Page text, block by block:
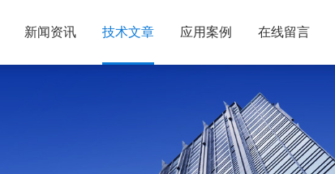
新闻资讯 技术文章 应用案例 在线留言